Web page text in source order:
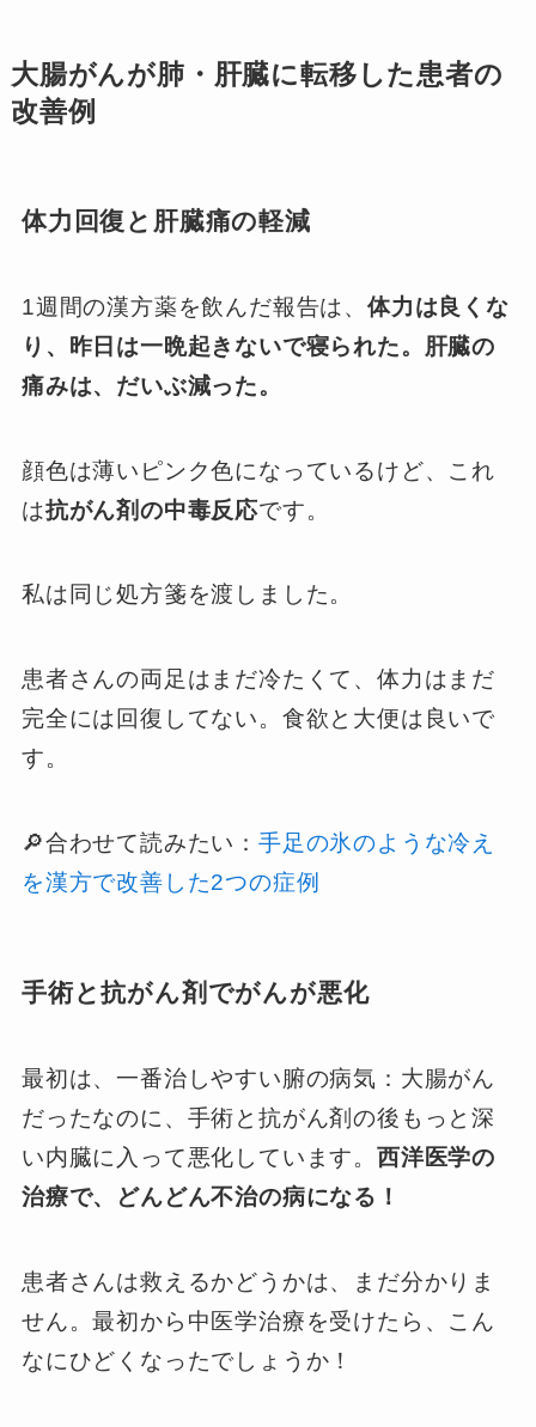
大腸がんが肺・肝臓に転移した患者の
改善例
体力回復と肝臓痛の軽減
1週間の漢方薬を飲んだ報告は、体力は良くな
り、昨日は一晩起きないで寝られた。肝臓の
痛みは、だいぶ減った。
顔色は薄いピンク色になっているけど、これ
は抗がん剤の中毒反応です。
私は同じ処方箋を渡しました。
患者さんの両足はまだ冷たくて、体力はまだ
完全には回復してない。食欲と大便は良いで
す。
🔎合わせて読みたい： 手足の氷のような冷え
を漢方で改善した2つの症例
手術と抗がん剤でがんが悪化
最初は、一番治しやすい腑の病気：大腸がん
だったなのに、手術と抗がん剤の後もっと深
い内臓に入って悪化しています。西洋医学の
治療で、どんどん不治の病になる！
患者さんは救えるかどうかは、まだ分かりま
せん。最初から中医学治療を受けたら、こん
なにひどくなったでしょうか！